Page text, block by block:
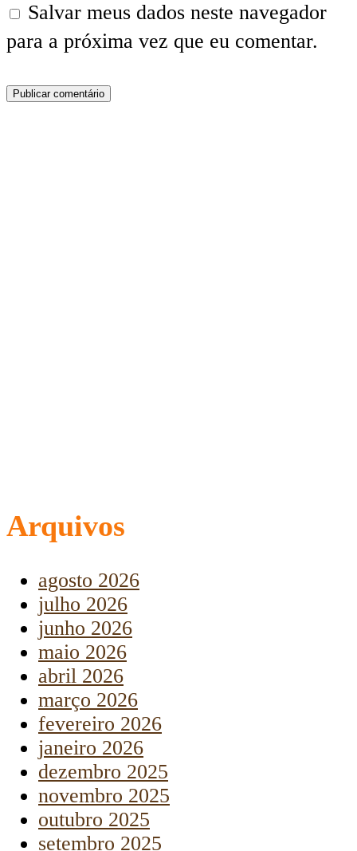
Salvar meus dados neste navegador
para a próxima vez que eu comentar.
Arquivos
agosto 2026
julho 2026
junho 2026
maio 2026
abril 2026
março 2026
fevereiro 2026
janeiro 2026
dezembro 2025
novembro 2025
outubro 2025
setembro 2025